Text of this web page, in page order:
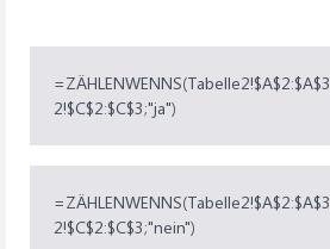
2!$C$2:$C$3;"ja")
2!$C$2:$C$3;"nein")